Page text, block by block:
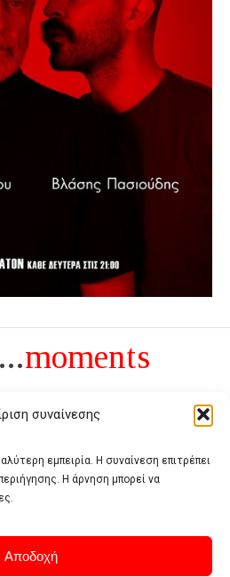
συναίνεσης
εμπειρία. Η συναίνεση επιτρέπει
Η άρνηση μπορεί να
Αποδοχή
moments
της ανέχειας, είναι το αντίθετο της